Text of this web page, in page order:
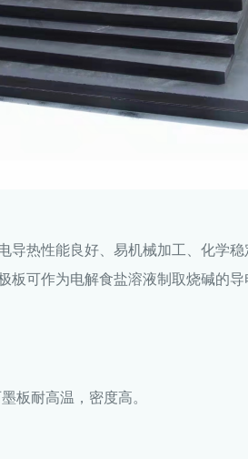
热性能良好、易机械加工、化学
可作为电解食盐溶液制取烧碱的导
板耐高温，密度高。